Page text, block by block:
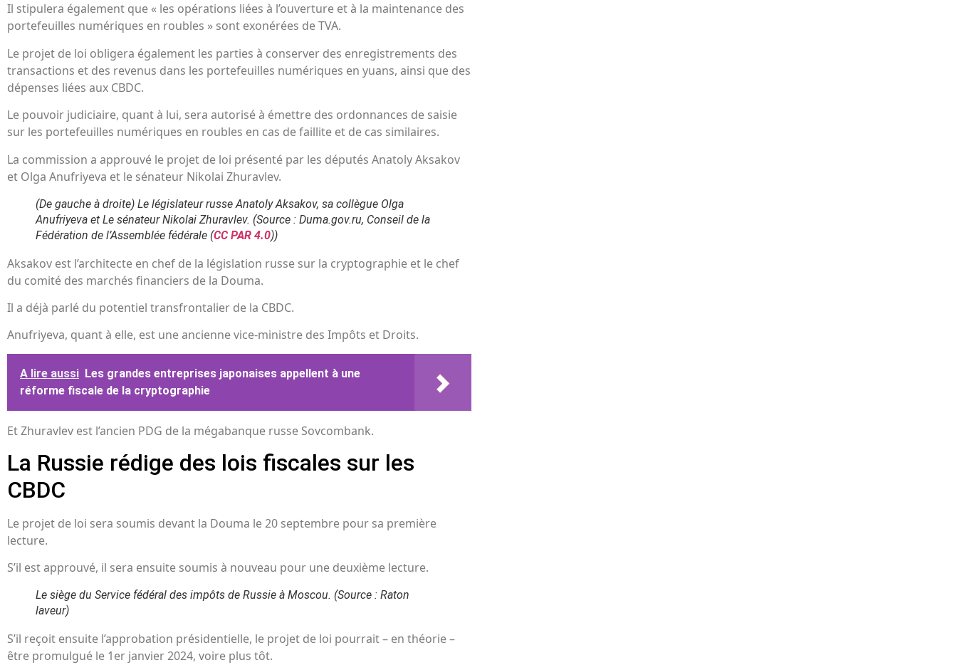
Il stipulera également que « les opérations liées à l’ouverture et à la maintenance des
portefeuilles numériques en roubles » sont exonérées de TVA.
Le projet de loi obligera également les parties à conserver des enregistrements des
transactions et des revenus dans les portefeuilles numériques en yuans, ainsi que des
dépenses liées aux CBDC.
Le pouvoir judiciaire, quant à lui, sera autorisé à émettre des ordonnances de saisie
sur les portefeuilles numériques en roubles en cas de faillite et de cas similaires.
La commission a approuvé le projet de loi présenté par les députés Anatoly Aksakov
et Olga Anufriyeva et le sénateur Nikolai Zhuravlev.
(De gauche à droite) Le législateur russe Anatoly Aksakov, sa collègue Olga
Anufriyeva et Le sénateur Nikolai Zhuravlev. (Source : Duma.gov.ru, Conseil de la
Fédération de l’Assemblée fédérale (CC PAR 4.0))
Aksakov est l’architecte en chef de la législation russe sur la cryptographie et le chef
du comité des marchés financiers de la Douma.
Il a déjà parlé du potentiel transfrontalier de la CBDC.
Anufriyeva, quant à elle, est une ancienne vice-ministre des Impôts et Droits.
A lire aussi Les grandes entreprises japonaises appellent à une
réforme fiscale de la cryptographie
Et Zhuravlev est l’ancien PDG de la mégabanque russe Sovcombank.
La Russie rédige des lois fiscales sur les
CBDC
Le projet de loi sera soumis devant la Douma le 20 septembre pour sa première
lecture.
S’il est approuvé, il sera ensuite soumis à nouveau pour une deuxième lecture.
Le siège du Service fédéral des impôts de Russie à Moscou. (Source : Raton
laveur)
S’il reçoit ensuite l’approbation présidentielle, le projet de loi pourrait – en théorie –
être promulgué le 1er janvier 2024, voire plus tôt.